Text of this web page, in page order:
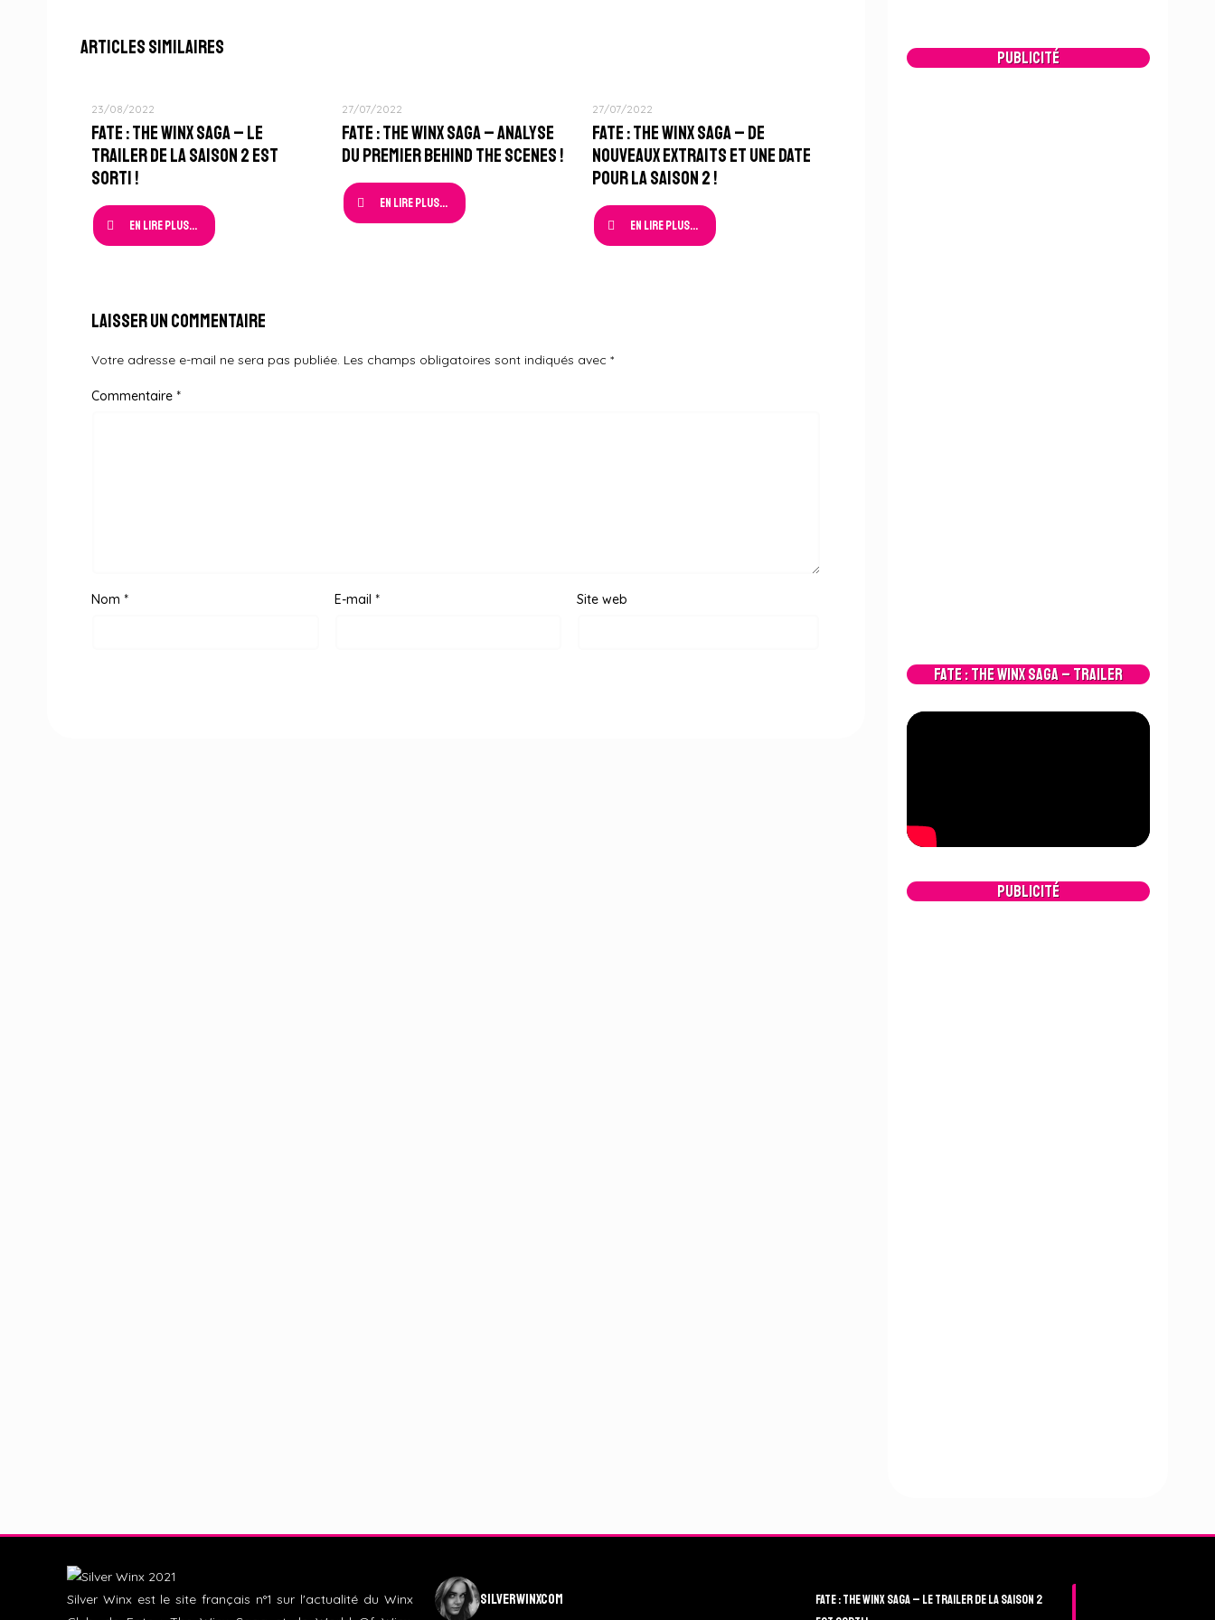
Articles similaires
23/08/2022
Fate : The Winx Saga – Le
Trailer de la Saison 2 est
sorti !
En lire plus...
27/07/2022
Fate : The Winx Saga – Analyse
du Premier Behind The Scenes !
En lire plus...
27/07/2022
Fate : The Winx Saga – De
nouveaux extraits et une date
pour la Saison 2 !
En lire plus...
Laisser un commentaire
Votre adresse e-mail ne sera pas publiée. Les champs obligatoires sont indiqués avec*
Commentaire*
Nom* E-mail * Site web
Publicité
Fate : The Winx Saga – Trailer
Publicité
Silver Winx est le site français n°1 sur l'actualité du Winx
silverwinxcom
Fate : The Winx Saga – Le Trailer de la Saison 2